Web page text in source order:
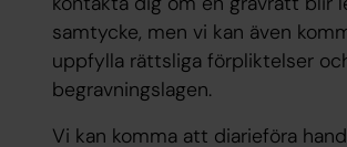
samtycke, men vi kan även
uppfylla rättsliga förpliktelser
begravningslagen.
Vi kan komma att diarieföra